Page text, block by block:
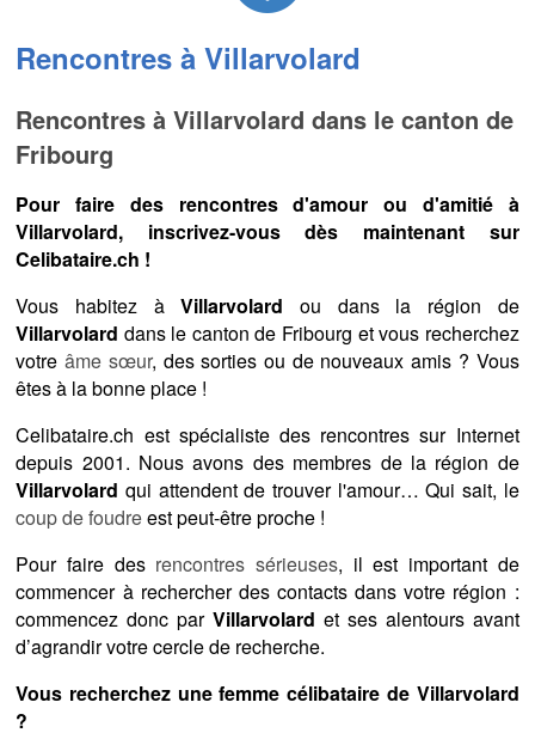
Rencontres à Villarvolard
Rencontres à Villarvolard dans le canton de
Fribourg
Pour faire des rencontres d'amour ou d'amitié à
Villarvolard, inscrivez-vous dès maintenant sur
Celibataire.ch !
Vous habitez àVillarvolard ou dans la région de
Villarvolard dans le canton de Fribourg et vous recherchez
votreâme sœur, des sorties ou de nouveaux amis ? Vous
êtes à la bonne place !
Celibataire.ch est spécialiste des rencontres sur Internet
depuis 2001. Nous avons des membres de la région de
Villarvolard qui attendent de trouver l'amour… Qui sait, le
coup de foudreest peut-être proche !
Pour faire des rencontres sérieuses, il est important de
commencer à rechercher des contacts dans votre région :
commencez donc parVillarvolard et ses alentours avant
d’agrandir votre cercle de recherche.
Vous recherchez une femme célibataire de Villarvolard
?